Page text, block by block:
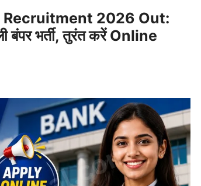
Recruitment 2026 Out:
बंपर भर्ती, तुरंत करें Online